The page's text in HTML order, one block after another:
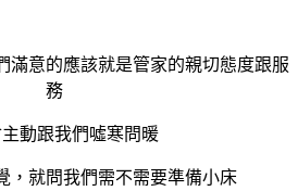
滿意的應該就是管家的親切態度跟服
務
動跟我們噓寒問暖
，就問我們需不需要準備小床